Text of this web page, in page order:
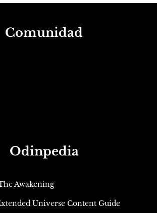
Comunidad
Odinpedia
Awakening
Universe Content Guide